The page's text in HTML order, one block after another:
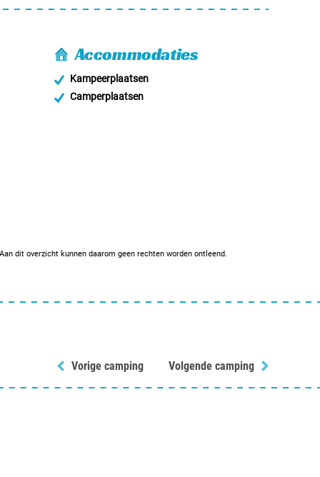
Accommodaties
Kampeerplaatsen
Camperplaatsen
dit overzicht kunnen daarom geen rechten worden ontleend.
Vorige camping Volgende camping